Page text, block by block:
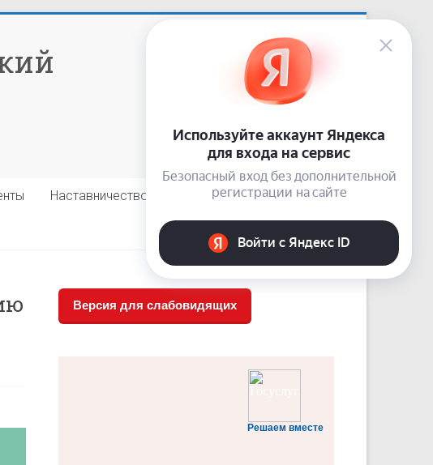
Приемная: +7 (3843) 74-92-62
сайт: nardis.su
10-guz-narkolog@kuzdrav.ru
Наставничество Отзывы пациентов
Версия для слабовидящих